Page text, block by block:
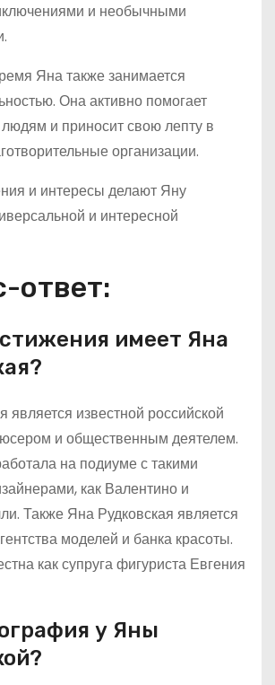
и необычными
Яна также занимается
Она активно помогает
и приносит свою лепту в
организации.
и интересы делают Яну
и интересной
ответ:
имеет Яна
является известной российской
и общественным деятелем.
на подиуме с такими
как Валентино и
Также Яна Рудковская является
моделей и банка красоты.
как супруга фигуриста Евгения
у Яны